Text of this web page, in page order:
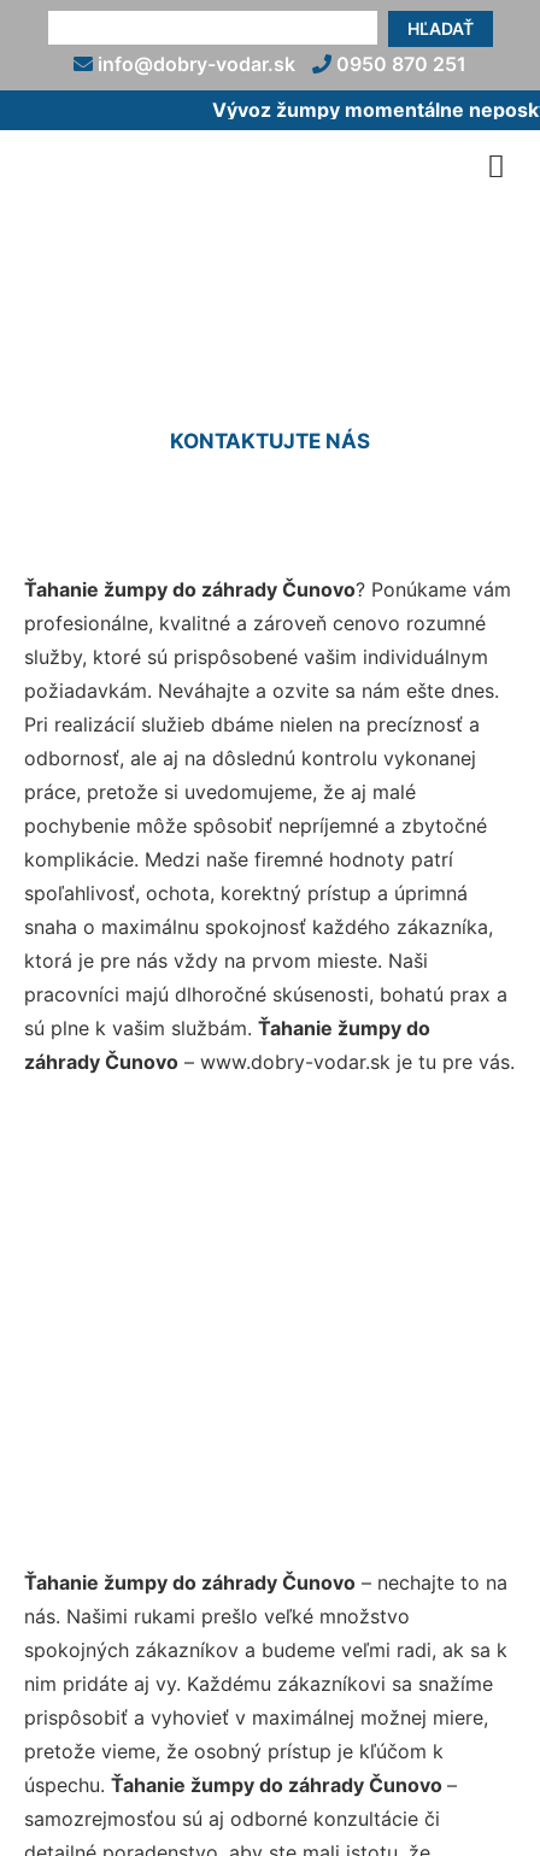
HĽADAŤ
info@dobry-vodar.sk
0950 870 251
Vývoz žumpy momentálne
KONTAKTUJTE NÁS
Ťahanie žumpy do záhrady Čunovo? Ponúkame vám
profesionálne, kvalitné a zároveň cenovo rozumné
služby, ktoré sú prispôsobené vašim individuálnym
požiadavkám. Neváhajte a ozvite sa nám ešte dnes.
Pri realizácií služieb dbáme nielen na precíznosť a
odbornosť, ale aj na dôslednú kontrolu vykonanej
práce, pretože si uvedomujeme, že aj malé
pochybenie môže spôsobiť nepríjemné a zbytočné
komplikácie. Medzi naše firemné hodnoty patrí
spoľahlivosť, ochota, korektný prístup a úprimná
snaha o maximálnu spokojnosť každého zákazníka,
ktorá je pre nás vždy na prvom mieste. Naši
pracovníci majú dlhoročné skúsenosti, bohatú prax a
sú plne k vašim službám. Ťahanie žumpy do
záhrady Čunovo – www.dobry-vodar.sk je tu pre vás.
Ťahanie žumpy do záhrady Čunovo – nechajte to na
nás. Našimi rukami prešlo veľké množstvo
spokojných zákazníkov a budeme veľmi radi, ak sa k
nim pridáte aj vy. Každému zákazníkovi sa snažíme
prispôsobiť a vyhovieť v maximálnej možnej miere,
pretože vieme, že osobný prístup je kľúčom k
úspechu. Ťahanie žumpy do záhrady Čunovo –
samozrejmosťou sú aj odborné konzultácie či